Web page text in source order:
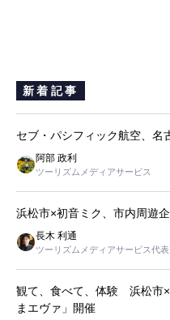
新着記事
セブ・パシフィック航空、
阿部 政利
ツーリズムメディアサービス
浜松市×初音ミク、市内周遊
長木 利通
ツーリズムメディアサービス代
観て、食べて、体験 浜松市
まエヴァ」開催